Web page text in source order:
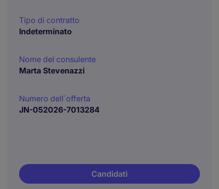
Tipo di contratto
Indeterminato
Nome del consulente
Marta Stevenazzi
Numero dell´offerta
JN-052026-7013284
Candidati